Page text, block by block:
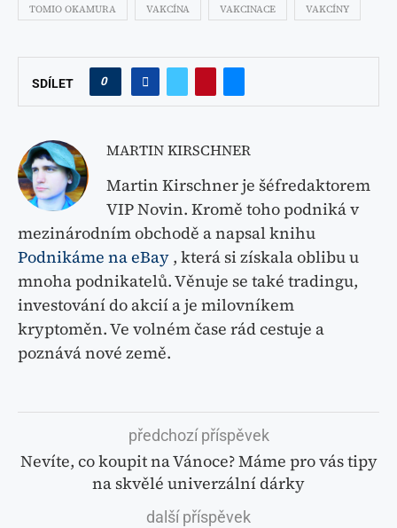
TOMIO OKAMURA VAKCÍNA VAKCINACE VAKCÍNY
SDÍLET 0
MARTIN KIRSCHNER
Martin Kirschner je šéfredaktorem
VIP Novin. Kromě toho podniká v
mezinárodním obchodě a napsal knihu
Podnikáme na eBay , která si získala oblibu u
mnoha podnikatelů. Věnuje se také tradingu,
investování do akcií a je milovníkem
kryptoměn. Ve volném čase rád cestuje a
poznává nové země.
předchozí příspěvek
Nevíte, co koupit na Vánoce? Máme pro vás tipy
na skvělé univerzální dárky
další příspěvek